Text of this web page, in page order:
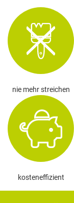
nie mehr streichen
kosteneffizient